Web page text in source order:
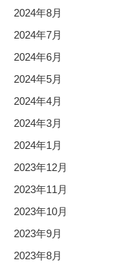
2024年8月
2024年7月
2024年6月
2024年5月
2024年4月
2024年3月
2024年1月
2023年12月
2023年11月
2023年10月
2023年9月
2023年8月